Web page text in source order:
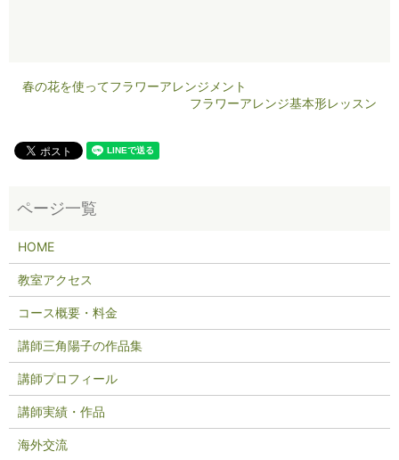
春の花を使ってフラワーアレンジメント
フラワーアレンジ基本形レッスン
HOME
教室アクセス
コース概要・料金
講師三角陽子の作品集
講師プロフィール
講師実績・作品
海外交流